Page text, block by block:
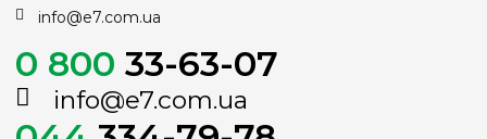
info@e7.com.ua
0 800 33-63-07
info@e7.com.ua